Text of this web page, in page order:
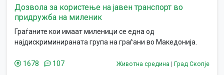
Дозвола за користење на јавен транспорт во
придружба на миленик
Граѓаните кои имаат миленици се една од
најдискриминираната група на граѓани во Македонија.
немате доволно пари за такси на кратки и долги
1678 107 Животна средина | Град Скопје